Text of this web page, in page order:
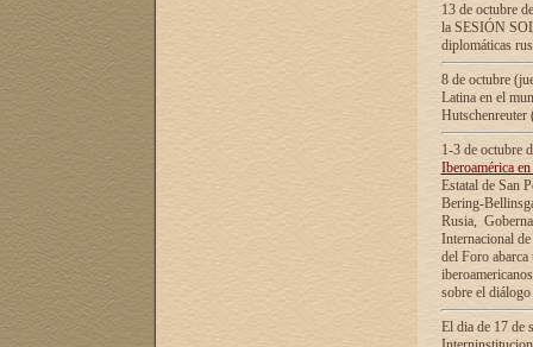
13 de octubre
la SESIÓN
diplomáticas
8 de octubre
Latina en el
1-3 de octubre
Iberoamérica
Estatal de San
Bering-
Rusia,
Internacional
del Foro
sobre el
El dia de 17 de